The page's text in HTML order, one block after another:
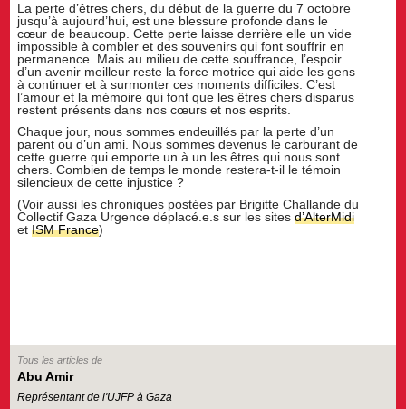
La perte d’êtres chers, du début de la guerre du 7 octobre
jusqu’à aujourd’hui, est une blessure profonde dans le
cœur de beaucoup. Cette perte laisse derrière elle un vide
impossible à combler et des souvenirs qui font souffrir en
permanence. Mais au milieu de cette souffrance, l’espoir
d’un avenir meilleur reste la force motrice qui aide les gens
à continuer et à surmonter ces moments difficiles. C’est
l’amour et la mémoire qui font que les êtres chers disparus
restent présents dans nos cœurs et nos esprits.
Chaque jour, nous sommes endeuillés par la perte d’un
parent ou d’un ami. Nous sommes devenus le carburant de
cette guerre qui emporte un à un les êtres qui nous sont
chers. Combien de temps le monde restera-t-il le témoin
silencieux de cette injustice ?
(Voir aussi les chroniques postées par Brigitte Challande du
Collectif Gaza Urgence déplacé.e.s sur les sitesd’AlterMidi
etISM France)
Tous les articles de
Abu Amir
Représentant de l'UJFP à Gaza